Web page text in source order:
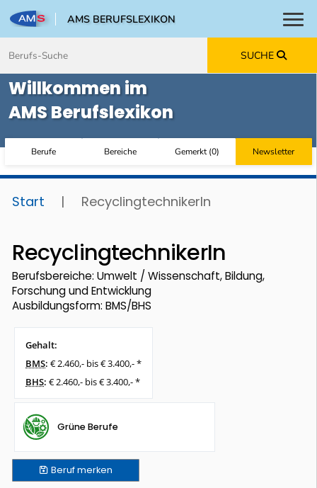
AMS BERUFSLEXIKON
SUCHE
Willkommen im
AMS Berufslexikon
Berufe Bereiche Gemerkt(0) Newsletter
Start | RecyclingtechnikerIn
RecyclingtechnikerIn
Berufsbereiche: Umwelt / Wissenschaft, Bildung,
Forschung und Entwicklung
Ausbildungsform: BMS/BHS
Gehalt:
BMS: € 2.460,- bis € 3.400,- *
BHS: € 2.460,- bis € 3.400,- *
Grüne Berufe
Berufmerken